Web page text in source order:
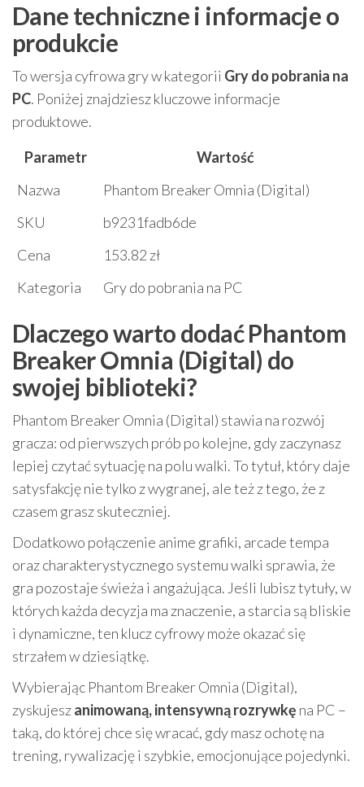
Dane techniczne i informacje o
produkcie
To wersja cyfrowa gry w kategorii Gry do pobrania na
PC. Poniżej znajdziesz kluczowe informacje
produktowe.
Parametr
Wartość
Nazwa
Phantom Breaker Omnia (Digital)
SKU
b9231fadb6de
Cena
153.82 zł
Kategoria
Gry do pobrania na PC
Dlaczego warto dodać Phantom
Breaker Omnia (Digital) do
swojej biblioteki?
Phantom Breaker Omnia (Digital) stawia na rozwój
gracza: od pierwszych prób po kolejne, gdy zaczynasz
lepiej czytać sytuację na polu walki. To tytuł, który daje
satysfakcję nie tylko z wygranej, ale też z tego, że z
czasem grasz skuteczniej.
Dodatkowo połączenie anime grafiki, arcade tempa
oraz charakterystycznego systemu walki sprawia, że
gra pozostaje świeża i angażująca. Jeśli lubisz tytuły, w
których każda decyzja ma znaczenie, a starcia są bliskie
i dynamiczne, ten klucz cyfrowy może okazać się
strzałem w dziesiątkę.
Wybierając Phantom Breaker Omnia (Digital),
zyskujeszanimowaną, intensywną rozrywkę na PC –
taką, do której chce się wracać, gdy masz ochotę na
trening, rywalizację i szybkie, emocjonujące pojedynki.